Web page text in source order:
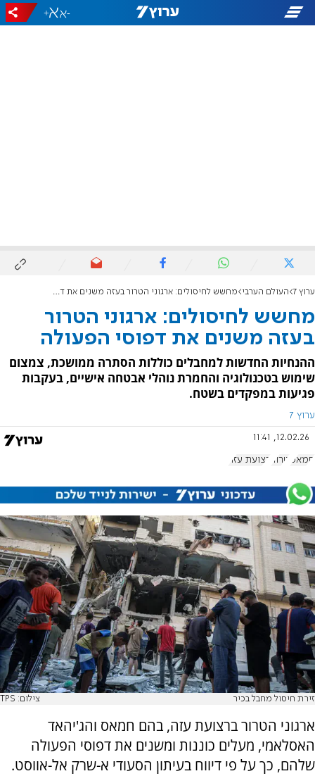
-
+
ערוץ 7 העולם הערבי מחשש לחיסולים: ארגוני הטרור בעזה משנים את דפוסי הפעולה
מחשש לחיסולים: ארגוני הטרור
בעזה משנים את דפוסי הפעולה
ההנחיות החדשות למחבלים כוללות הסתרה ממושכת, צמצום
שימוש בטכנולוגיה והחמרת נוהלי אבטחה אישיים, בעקבות
פגיעות במפקדים בשטח.
ערוץ 7
12.02.26, 11:41
חמאס טרור רצועת עזה
זירת חיסול מחבל בכיר צילום: TPS
ארגוני הטרור ברצועת עזה, בהם חמאס והג'יהאד
האסלאמי, מעלים כוננות ומשנים את דפוסי הפעולה
שלהם, כך על פי דיווח בעיתון הסעודי א-שרק אל-אווסט.